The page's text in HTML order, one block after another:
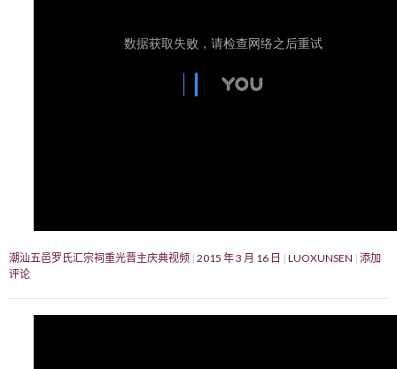
潮汕五邑罗氏汇宗祠重光晋主庆典视频 2015 年 3 月 16 日 LUOXUNSEN 添加
评论